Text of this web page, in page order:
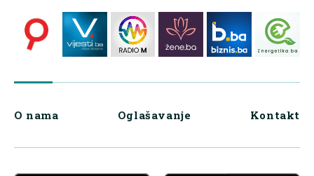
O nama Oglašavanje Kontakt